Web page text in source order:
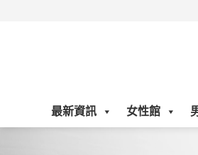
最新資訊 女性館